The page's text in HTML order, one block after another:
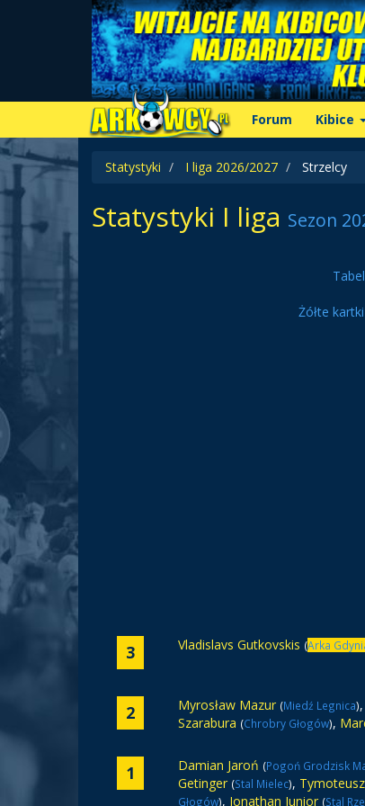
Forum Kibice
Statystyki I liga 2026/2027 Strzelcy
Statystyki I liga Sezon
Żółte kartki
3 Vladislavs Gutkovskis (Arka
2 Myrosław Mazur (Miedź Legnica),
Szarabura (Chrobry Głogów),
1 Damian Jaroń (Pogoń Grodzisk
Getinger (Stal Mielec),
Głogów), Jonathan Junior (Stal